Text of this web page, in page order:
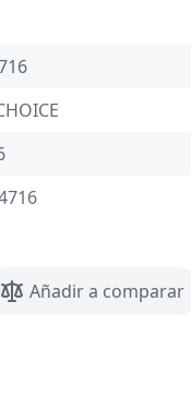
Añadir a comparar